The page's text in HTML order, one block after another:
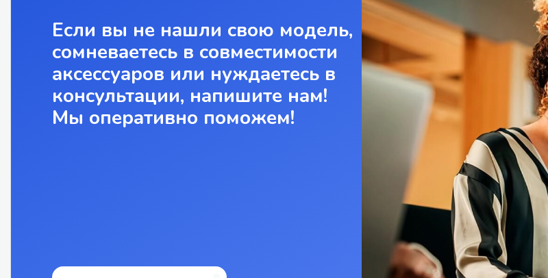
Если вы не нашли свою модель,
сомневаетесь в совместимости
аксессуаров или нуждаетесь в
консультации, напишите нам!
Мы оперативно поможем!